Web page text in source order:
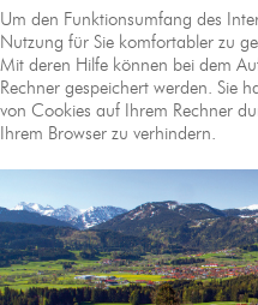
Um den Funktionsumfang des
Nutzung für Sie komfortabler zu
Mit deren Hilfe können bei dem
Rechner gespeichert werden. Sie
von Cookies auf Ihrem Rechner
Ihrem Browser zu verhindern.